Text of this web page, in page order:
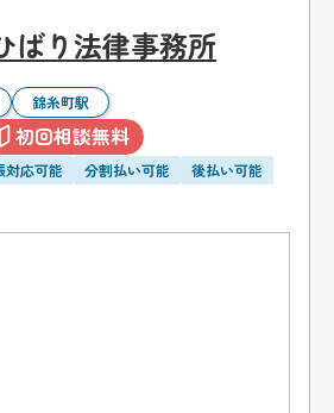
ばり法律事務所
錦糸町駅
初回相談無料
対応可能 分割払い可能
後払い可能